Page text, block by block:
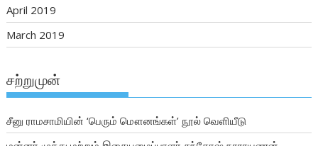
April 2019
March 2019
சற்றுமுன்
சீனு ராமசாமியின் ‘பெரும் மௌனங்கள்’ நூல் வெளியீடு